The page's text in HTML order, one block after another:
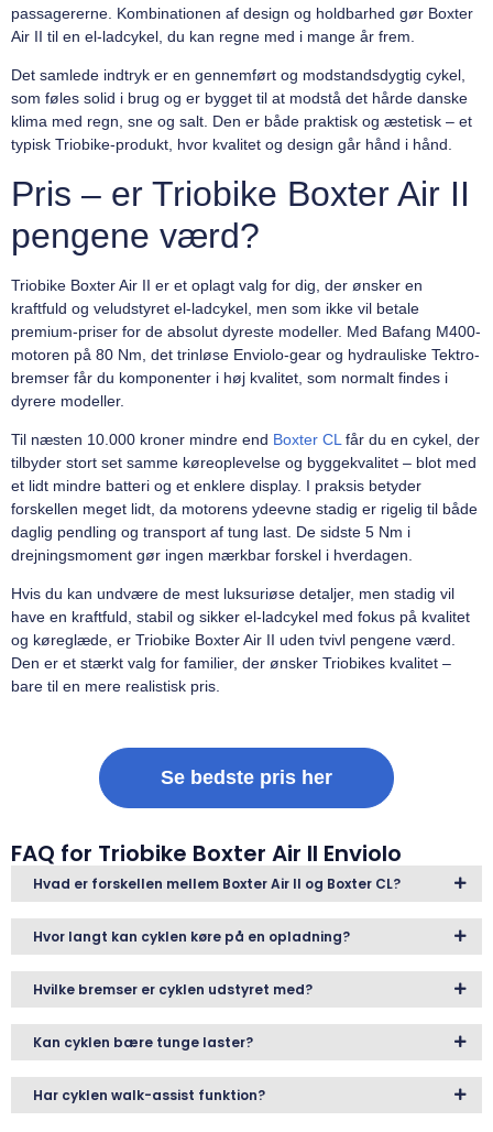
passagererne. Kombinationen af design og holdbarhed gør Boxter
Air II til en el-ladcykel, du kan regne med i mange år frem.
Det samlede indtryk er en gennemført og modstandsdygtig cykel,
som føles solid i brug og er bygget til at modstå det hårde danske
klima med regn, sne og salt. Den er både praktisk og æstetisk – et
typisk Triobike-produkt, hvor kvalitet og design går hånd i hånd.
Pris – er Triobike Boxter Air II
pengene værd?
Triobike Boxter Air II er et oplagt valg for dig, der ønsker en
kraftfuld og veludstyret el-ladcykel, men som ikke vil betale
premium-priser for de absolut dyreste modeller. Med Bafang M400-
motoren på 80 Nm, det trinløse Enviolo-gear og hydrauliske Tektro-
bremser får du komponenter i høj kvalitet, som normalt findes i
dyrere modeller.
Til næsten 10.000 kroner mindre end Boxter CL får du en cykel, der
tilbyder stort set samme køreoplevelse og byggekvalitet – blot med
et lidt mindre batteri og et enklere display. I praksis betyder
forskellen meget lidt, da motorens ydeevne stadig er rigelig til både
daglig pendling og transport af tung last. De sidste 5 Nm i
drejningsmoment gør ingen mærkbar forskel i hverdagen.
Hvis du kan undvære de mest luksuriøse detaljer, men stadig vil
have en kraftfuld, stabil og sikker el-ladcykel med fokus på kvalitet
og køreglæde, er Triobike Boxter Air II uden tvivl pengene værd.
Den er et stærkt valg for familier, der ønsker Triobikes kvalitet –
bare til en mere realistisk pris.
Se bedste pris her
FAQ for Triobike Boxter Air II Enviolo
Hvad er forskellen mellem Boxter Air II og Boxter CL?
Hvor langt kan cyklen køre på en opladning?
Hvilke bremser er cyklen udstyret med?
Kan cyklen bære tunge laster?
Har cyklen walk-assist funktion?